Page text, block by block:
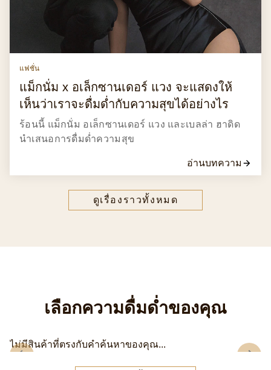
แฟชั่น
แม็กนั่ม x อเล็กซานเดอร์ แวง จะแสดงให้
เห็นว่าเราจะดื่มด่ำกับความสุขได้อย่างไร
ร้อนนี้ แม็กนั่ม อเล็กซานเดอร์ แวง และเบลล่า ฮาดิด
นำเสนอการดื่มด่ำความสุข
อ่านบทความ
ดูเรื่องราวทั้งหมด
เลือกความดื่มด่ำของคุณ
ไม่มีสินค้าที่ตรงกับคำค้นหาของคุณ...